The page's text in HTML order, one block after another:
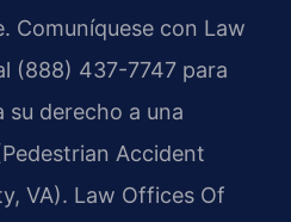
Comuníquese con Law
(888) 437-7747 para
su derecho a una
Accident
VA). Law Offices Of